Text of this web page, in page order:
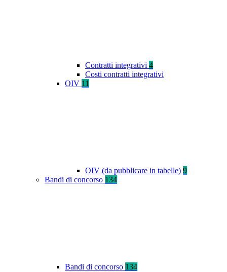
Contratti integrativi 4
Costi contratti integrativi
OIV 11
OIV (da pubblicare in tabelle) 9
Bandi di concorso 134
Bandi di concorso 134